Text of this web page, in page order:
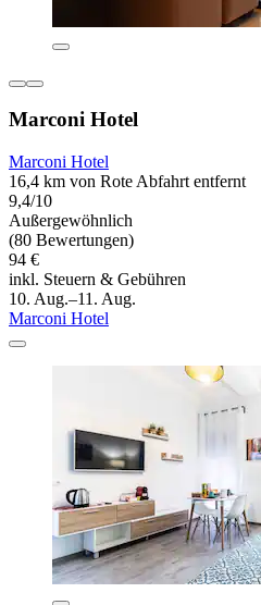
Marconi Hotel
Marconi Hotel
16,4 km von Rote Abfahrt entfernt
9,4/10
Außergewöhnlich
(80 Bewertungen)
94 €
inkl. Steuern & Gebühren
10. Aug.–11. Aug.
Marconi Hotel